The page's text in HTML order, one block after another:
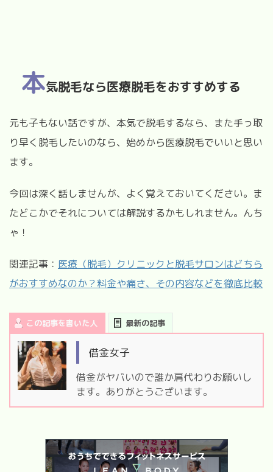
本気脱毛なら医療脱毛をおすすめする
元も子もない話ですが、本気で脱毛するなら、また手っ取
り早く脱毛したいのなら、始めから医療脱毛でいいと思い
ます。
今回は深く話しませんが、よく覚えておいてください。ま
たどこかでそれについては解説するかもしれません。んち
ゃ！
関連記事： 医療（脱毛）クリニックと脱毛サロンはどちら
がおすすめなのか？料金や痛さ、その内容などを徹底比較
この記事を書いた人 最新の記事
借金女子
借金がヤバいので誰か肩代わりお願いし
ます。ありがとうございます。